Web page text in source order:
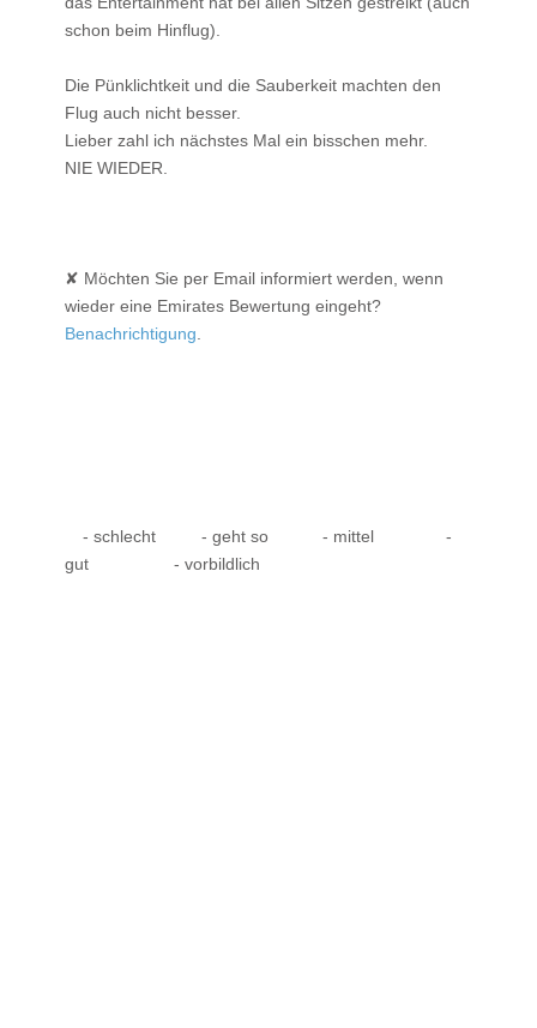
schon beim Hinflug).
Die Pünklichtkeit und die Sauberkeit machten den
Flug auch nicht besser.
Lieber zahl ich nächstes Mal ein bisschen mehr.
NIE WIEDER.
✘ Möchten Sie per Email informiert werden, wenn
wieder eine Emirates Bewertung eingeht?
Benachrichtigung
- schlecht - geht so - mittel
-
gut
- vorbildlich